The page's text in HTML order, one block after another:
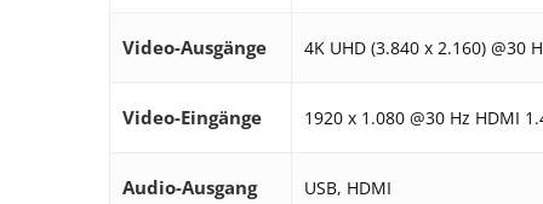
Video-Ausgänge 4K UHD (3.840 x 2.160) @30
Video-Eingänge 1920 x 1.080 @30 Hz HDMI
Audio-Ausgang USB, HDMI